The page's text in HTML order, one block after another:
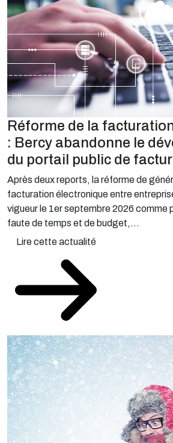
Réforme de la
: Bercy abandonne le
du portail public de
Après deux reports, la réforme de
facturation électronique entre
vigueur le 1er septembre 2026 comme
faute de temps et de budget,...
Lire cette actualité